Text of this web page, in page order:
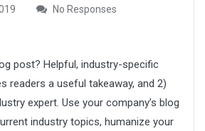
No Responses
post? Helpful, industry-specific
readers a useful takeaway, and 2)
expert. Use your company’s blog
industry topics, humanize your